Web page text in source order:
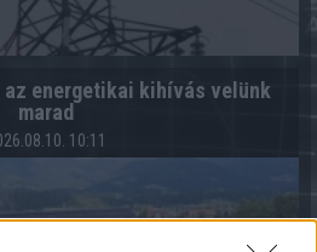
energetikai kihívás velünk
marad
10:11